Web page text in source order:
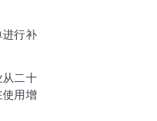
行补
二十
用增